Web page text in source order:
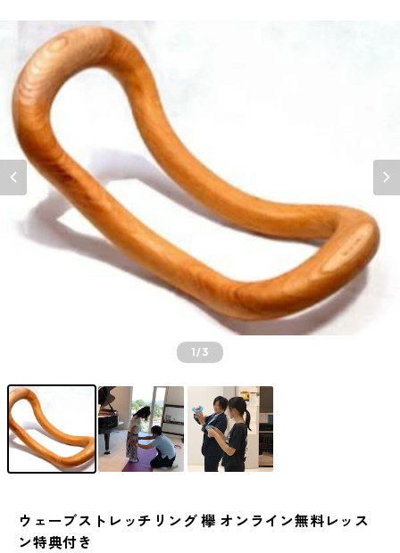
1/3
ウェーブストレッチリング 欅 オンライン無料レッス
ン特典付き